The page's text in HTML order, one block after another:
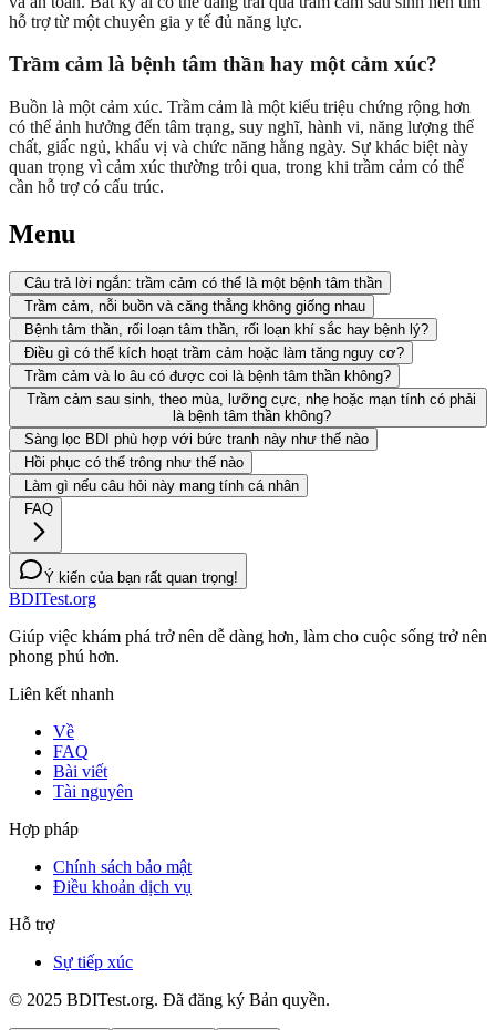
hỗ trợ từ một chuyên gia y tế đủ năng lực.
Trầm cảm là bệnh tâm thần hay một cảm xúc?
Buồn là một cảm xúc. Trầm cảm là một kiểu triệu chứng rộng hơn
có thể ảnh hưởng đến tâm trạng, suy nghĩ, hành vi, năng lượng thể
chất, giấc ngủ, khẩu vị và chức năng hằng ngày. Sự khác biệt này
quan trọng vì cảm xúc thường trôi qua, trong khi trầm cảm có thể
cần hỗ trợ có cấu trúc.
Menu
Câu trả lời ngắn: trầm cảm có thể là một bệnh tâm thần
Trầm cảm, nỗi buồn và căng thẳng không giống nhau
Bệnh tâm thần, rối loạn tâm thần, rối loạn khí sắc hay bệnh lý?
Điều gì có thể kích hoạt trầm cảm hoặc làm tăng nguy cơ?
Trầm cảm và lo âu có được coi là bệnh tâm thần không?
Trầm cảm sau sinh, theo mùa, lưỡng cực, nhẹ hoặc mạn tính có phải
là bệnh tâm thần không?
Sàng lọc BDI phù hợp với bức tranh này như thế nào
Hồi phục có thể trông như thế nào
Làm gì nếu câu hỏi này mang tính cá nhân
FAQ
Ý kiến của bạn rất quan trọng!
BDITest.org
Giúp việc khám phá trở nên dễ dàng hơn, làm cho cuộc sống trở nên
phong phú hơn.
Liên kết nhanh
Về
FAQ
Bài viết
Tài nguyên
Hợp pháp
Chính sách bảo mật
Điều khoản dịch vụ
Hỗ trợ
Sự tiếp xúc
© 2025 BDITest.org. Đã đăng ký Bản quyền.